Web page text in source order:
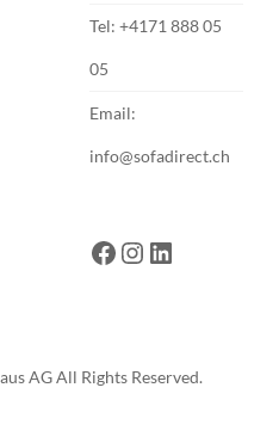
Tel: +4171 888 05
05
Email:
info@sofadirect.ch
AG All Rights Reserved.